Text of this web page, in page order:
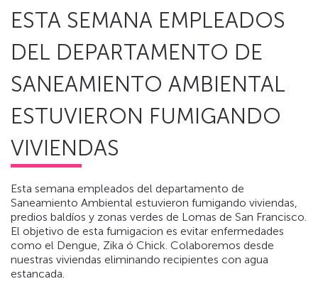
ESTA SEMANA EMPLEADOS
DEL DEPARTAMENTO DE
SANEAMIENTO AMBIENTAL
ESTUVIERON FUMIGANDO
VIVIENDAS
Esta semana empleados del departamento de
Saneamiento Ambiental estuvieron fumigando viviendas,
predios baldíos y zonas verdes de Lomas de San Francisco.
El objetivo de esta fumigacion es evitar enfermedades
como el Dengue, Zika ó Chick. Colaboremos desde
nuestras viviendas eliminando recipientes con agua
estancada.